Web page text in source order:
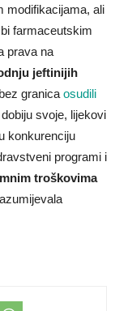
modifikacijama, ali
farmaceutskim
prava na
jeftinijih
granicaosudili
svoje, lijekovi
konkurenciju
programi i
troškovima